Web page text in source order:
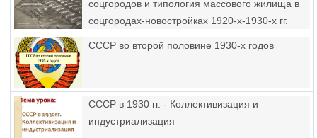
соцгородов и типология массового жилища в
соцгородах-новостройках 1920-х-1930-х гг.
ссср в начальный период индустриализации)
СССР во второй половине 1930-х годов
СССР в 1930 гг. - Коллективизация и
индустриализация